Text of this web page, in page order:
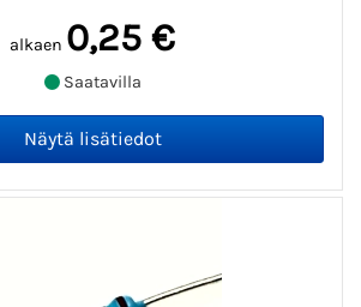
alkaen 0,25 €
Saatavilla